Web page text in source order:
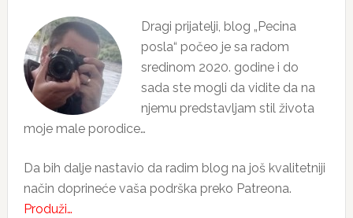
Dragi prijatelji, blog „Pecina
posla“ počeo je sa radom
sredinom 2020. godine i do
sada ste mogli da vidite da na
njemu predstavljam stil života
moje male porodice…
Da bih dalje nastavio da radim blog na još kvalitetniji
način doprineće vaša podrška preko Patreona.
Produži…